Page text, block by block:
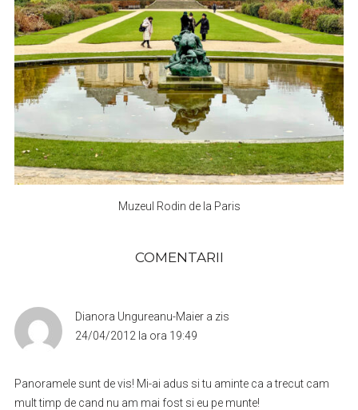
Muzeul Rodin de la Paris
COMENTARII
Dianora Ungureanu-Maier a zis
24/04/2012 la ora 19:49
Panoramele sunt de vis! Mi-ai adus si tu aminte ca a trecut cam
mult timp de cand nu am mai fost si eu pe munte!